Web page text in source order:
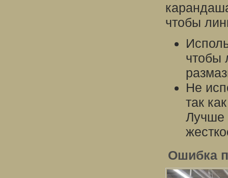
чтобы
чтобы
Не
так
Лучше
Ошибка